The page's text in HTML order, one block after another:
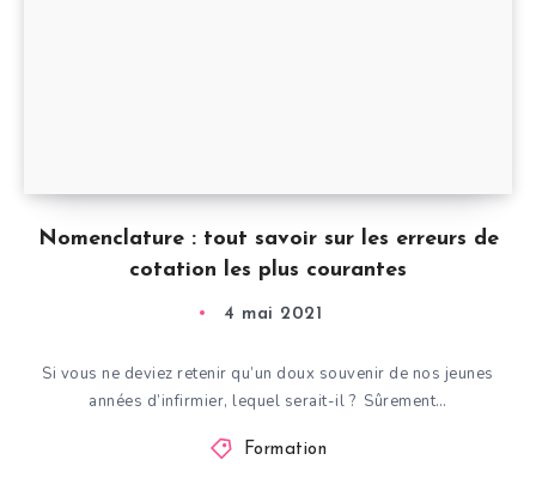
Nomenclature : tout savoir sur les erreurs de
cotation les plus courantes
4 mai 2021
Si vous ne deviez retenir qu’un doux souvenir de nos jeunes
années d’infirmier, lequel serait-il ? Sûrement…
Formation